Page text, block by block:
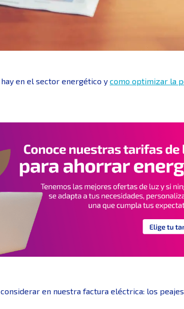
hay en el sector energético y como optimizar la
en nuestra factura eléctrica: los